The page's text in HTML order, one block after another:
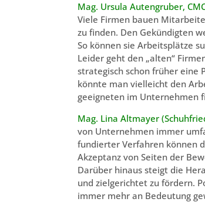
Mag. Ursula Autengruber,
Viele Firmen bauen
zu finden. Den Gekündigten
So können sie Arbeitsplätze
Leider geht den „alten“
strategisch schon früher eine
könnte man vielleicht den
geeigneten im Unternehmen
Mag. Lina Altmayer
von Unternehmen immer
fundierter Verfahren können
Akzeptanz von Seiten der
Darüber hinaus steigt die
und zielgerichtet zu fördern.
immer mehr an Bedeutung